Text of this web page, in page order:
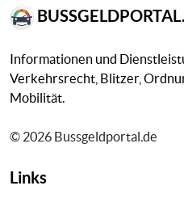
Informationen und
Verkehrsrecht, Blitzer,
Mobilität.
© 2026 Bussgeldportal.de
Links